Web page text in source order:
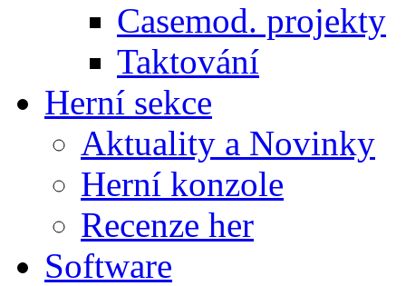
Casemod. projekty
Taktování
Herní sekce
Aktuality a Novinky
Herní konzole
Recenze her
Software